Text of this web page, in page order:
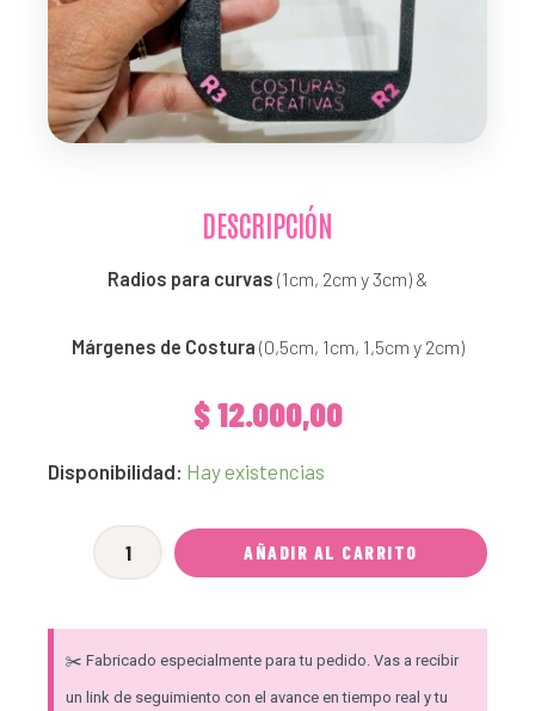
DESCRIPCIÓN
Radios para curvas (1cm, 2cm y 3cm) &
Márgenes de Costura (0,5cm, 1cm, 1,5cm y 2cm)
$12.000,00
Disponibilidad: Hay existencias
Regla
CHICA
[Margenes
AÑADIR AL CARRITO
✂️ Fabricado especialmente para tu pedido. Vas a recibir
un link de seguimiento con el avance en tiempo real y tu